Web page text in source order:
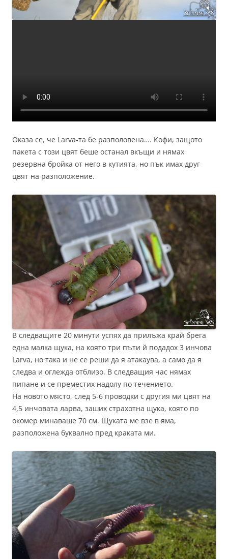
Оказа се, че Larva-та бе разполовена…. Кофи, защото
пакета с този цвят беше останал вкъщи и нямах
резервна бройка от него в кутията, но пък имах друг
цвят на разположение.
В следващите 20 минути успях да прилъжа край брега
една малка щука, на която три пъти й подадох 3 инчова
Larva, но така и не се реши да я атакаува, а само да я
следва и оглежда отблизо. В следващия час нямах
пипане и се преместих надолу по течението.
На новото място, след 5-6 проводки с другия ми цвят на
4,5 инчовата ларва, заших страхотна щука, която по
окомер минаваше 70 см. Щуката ме взе в яма,
разположена буквално пред краката ми.